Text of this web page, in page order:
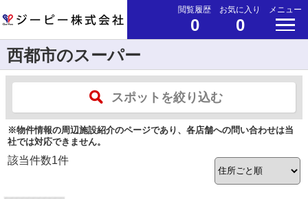
閲覧履歴
0
お気に入り
0
メニュー
西都市のスーパー
スポットを絞り込む
※物件情報の周辺施設紹介のページであり、各店舗への問い合わせは当
社では対応できません。
該当件数1件